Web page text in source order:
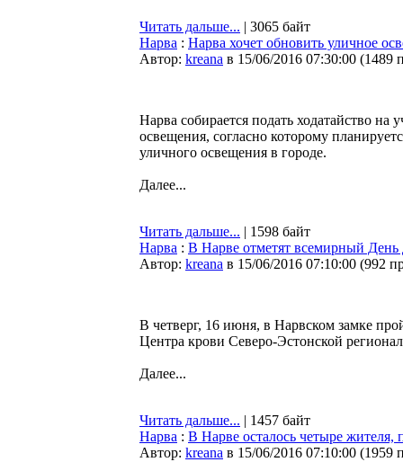
Читать дальше... | 3065 байт
Нарва : Нарва хочет обновить уличное
Автор: kreana в 15/06/2016 07:30:00 (1489
Нарва собирается подать ходатайство
освещения, согласно которому
уличного освещения в городе.
Далее...
Читать дальше... | 1598 байт
Нарва : В Нарве отметят всемирный День
Автор: kreana в 15/06/2016 07:10:00 (992
В четверг, 16 июня, в Нарвском замке
Центра крови Северо-Эстонской
Далее...
Читать дальше... | 1457 байт
Нарва : В Нарве осталось четыре
Автор: kreana в 15/06/2016 07:10:00 (1959